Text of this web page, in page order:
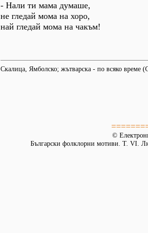
- Нали ти мама думаше,
не гледай мома на хоро,
най гледай мома на чакъм!
Скалица, Ямболско; жътварска - по всяко
©
Български фолклорни мотиви. Т. VІ.